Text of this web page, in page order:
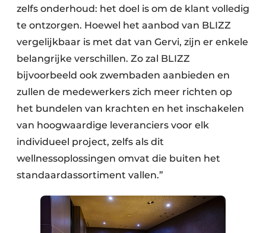
zelfs onderhoud: het doel is om de klant volledig
te ontzorgen. Hoewel het aanbod van BLIZZ
vergelijkbaar is met dat van Gervi, zijn er enkele
belangrijke verschillen. Zo zal BLIZZ
bijvoorbeeld ook zwembaden aanbieden en
zullen de medewerkers zich meer richten op
het bundelen van krachten en het inschakelen
van hoogwaardige leveranciers voor elk
individueel project, zelfs als dit
wellnessoplossingen omvat die buiten het
standaardassortiment vallen.”